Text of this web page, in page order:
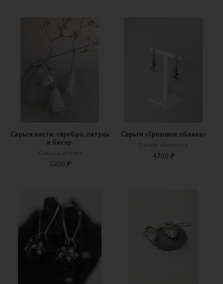
Серьги кисти. серебро, латунь
и бисер.
Ксюша.делает
3200 ₽
Серьги «Грозовое облака»
Darina Viktorova
4700 ₽